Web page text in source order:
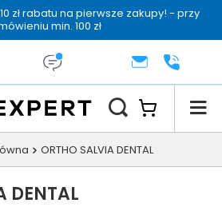
zł rabatu na pierwsze zakupy! - przy
min. 100 zł
od 199 zł
na zwrotDermo konsultacjaKONTAKT+48 222
ORTHO SALVIA DENTAL
DENTAL